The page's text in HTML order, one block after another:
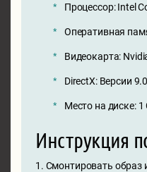
Процессор: Intel
Оперативная
Видеокарта:
DirectX: Версии 9.0
Место на диске: 1
Инструкция
1. Смонтировать образ